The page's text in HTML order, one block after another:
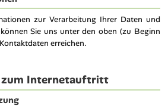
zur Verarbeitung Ihrer Daten und
Sie uns unter den oben (zu Beginn
erreichen.
Internetauftritt